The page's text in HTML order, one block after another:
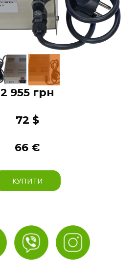
2 955 грн
72 $
66 €
КУПИТИ